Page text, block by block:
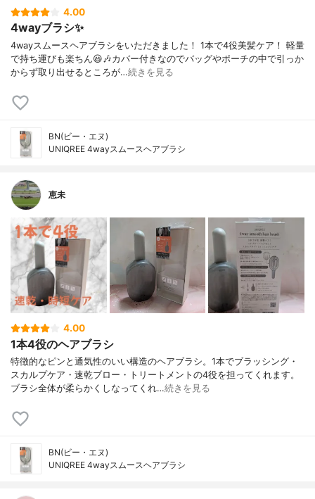
4.00
4wayブラシ✨
4wayスムースヘアブラシをいただきました！ 1本で4役美髪ケア！ 軽量
で持ち運びも楽ちん😃🎶カバー付きなのでバッグやポーチの中で引っか
からず取り出せるところが…続きを見る
BN(ビー・エヌ)
UNIQREE 4wayスムースヘアブラシ
恵未
4.00
1本4役のヘアブラシ
特徴的なピンと通気性のいい構造のヘアブラシ。1本でブラッシング・
スカルプケア・速乾ブロー・トリートメントの4役を担ってくれます。
ブラシ全体が柔らかくしなってくれ…続きを見る
BN(ビー・エヌ)
UNIQREE 4wayスムースヘアブラシ